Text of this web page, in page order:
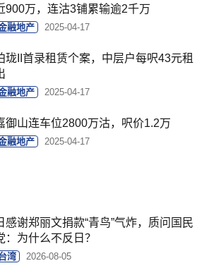
900万，连沽3铺累输逾2千万
融地产 2025-04-17
珑II首录租赁个案，中层户每呎43元租
融地产 2025-04-17
御山连车位2800万沽，呎价1.2万
融地产 2025-04-17
感谢郑丽文捐款“青鸟”气炸，质问国民
：为什么不反日？
湾 2026-08-05